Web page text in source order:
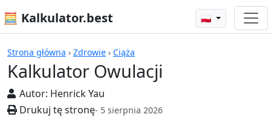
🧮 Kalkulator.best 🇵🇱
Strona główna › Zdrowie › Ciąża
Kalkulator Owulacji
Autor: Henrick Yau
Drukuj tę stronę- 5 sierpnia 2026
Kalkulatory